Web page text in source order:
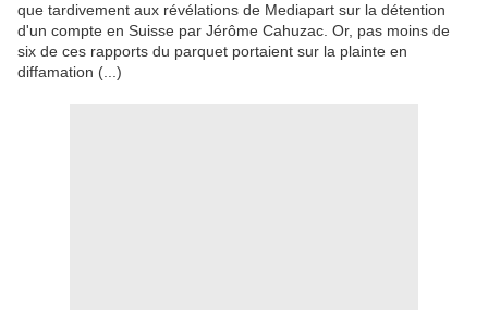
que tardivement aux révélations de Mediapart sur la détention
d'un compte en Suisse par Jérôme Cahuzac. Or, pas moins de
six de ces rapports du parquet portaient sur la plainte en
diffamation (...)